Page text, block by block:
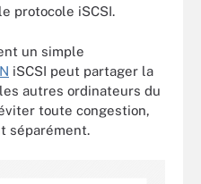
protocole iSCSI.
un simple
iSCSI peut partager la
autres ordinateurs du
toute congestion,
séparément.